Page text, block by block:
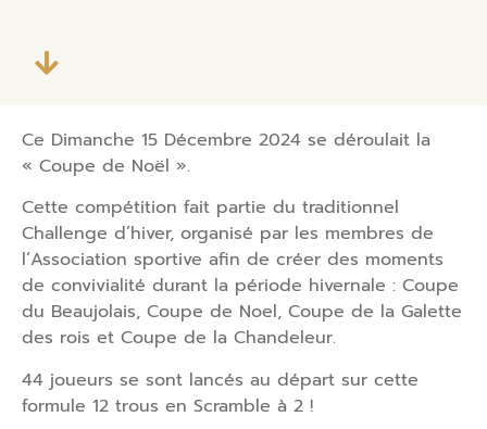
Ce Dimanche 15 Décembre 2024 se déroulait la
« Coupe de Noël ».
Cette compétition fait partie du traditionnel
Challenge d’hiver, organisé par les membres de
l’Association sportive afin de créer des moments
de convivialité durant la période hivernale : Coupe
du Beaujolais, Coupe de Noel, Coupe de la Galette
des rois et Coupe de la Chandeleur.
44 joueurs se sont lancés au départ sur cette
formule 12 trous en Scramble à 2 !